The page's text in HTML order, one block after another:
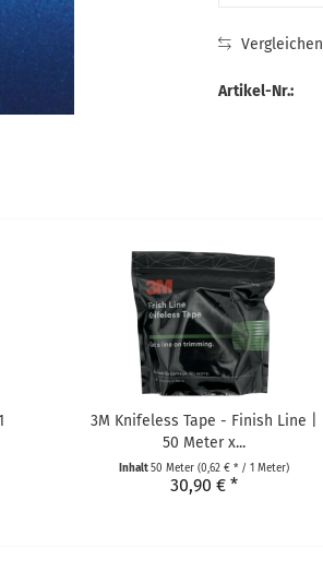
Vergleichen
Artikel-Nr.:
3M Knifeless Tape - Finish Line |
50 Meter x...
Inhalt50 Meter (0,62 € * / 1 Meter)
30,90 € *